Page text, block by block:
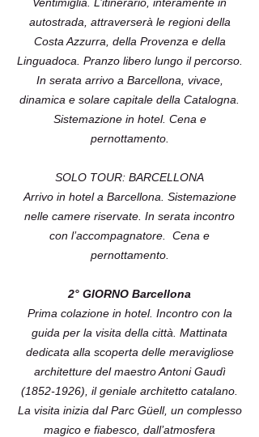
autostrada, attraverserà le regioni della
Costa Azzurra, della Provenza e della
Linguadoca. Pranzo libero lungo il percorso.
In serata arrivo a Barcellona, vivace,
dinamica e solare capitale della Catalogna.
Sistemazione in hotel. Cena e
pernottamento.
SOLO TOUR: BARCELLONA
Arrivo in hotel a Barcellona. Sistemazione
nelle camere riservate. In serata incontro
con l’accompagnatore. Cena e
pernottamento.
2° GIORNO Barcellona
Prima colazione in hotel. Incontro con la
guida per la visita della città. Mattinata
dedicata alla scoperta delle meravigliose
architetture del maestro Antoni Gaudì
(1852-1926), il geniale architetto catalano.
La visita inizia dal Parc Güell, un complesso
magico e fiabesco, dall’atmosfera